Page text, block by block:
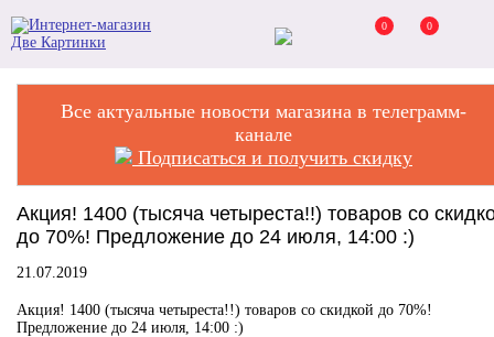
0 0
Все актуальные новости магазина в телеграмм-
канале
Подписаться и получить скидку
Акция! 1400 (тысяча четыреста!!) товаров со
до 70%! Предложение до 24 июля, 14:00 :)
21.07.2019
Акция! 1400 (тысяча четыреста!!) товаров со скидкой до 70%!
Предложение до 24 июля, 14:00 :)